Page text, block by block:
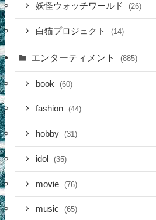
妖怪ウォッチワールド (26)
白猫プロジェクト (14)
エンターティメント (885)
book (60)
fashion (44)
hobby (31)
idol (35)
movie (76)
music (65)